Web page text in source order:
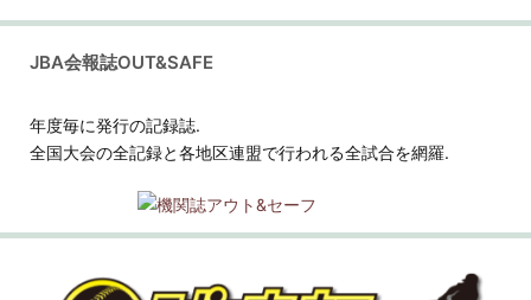
JBA会報誌OUT&SAFE
年度毎に発行の記録誌.
全国大会の全記録と各地区連盟で行われる全試合を網羅.